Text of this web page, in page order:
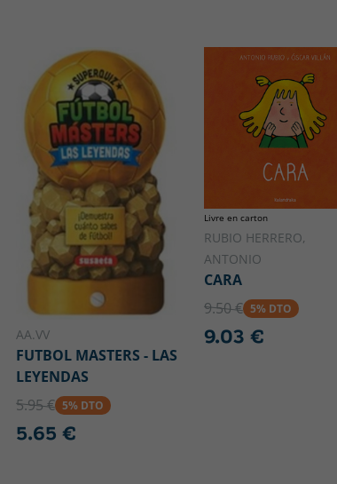
AA.VV
FUTBOL MASTERS - LAS
LEYENDAS
5.95 € 5% DTO
5.65 €
Livre en carton
RUBIO HERRERO,
ANTONIO
CARA
9.50 € 5% DTO
9.03 €